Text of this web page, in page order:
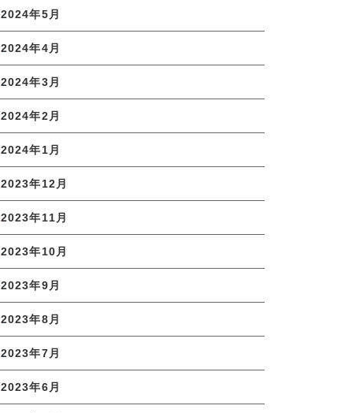
2024年5月
2024年4月
2024年3月
2024年2月
2024年1月
2023年12月
2023年11月
2023年10月
2023年9月
2023年8月
2023年7月
2023年6月